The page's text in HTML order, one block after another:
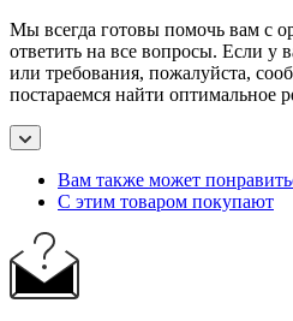
Мы всегда готовы помочь вам с
ответить на все вопросы. Если у
или требования, пожалуйста,
постараемся найти оптимальное
Вам также может
С этим товаром покупают